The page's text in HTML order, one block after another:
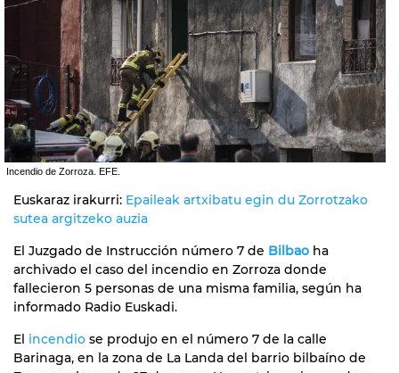
Incendio de Zorroza. EFE.
Euskaraz irakurri: Epaileak artxibatu egin du Zorrotzako
sutea argitzeko auzia
El Juzgado de Instrucción número 7 de Bilbao ha
archivado el caso del incendio en Zorroza donde
fallecieron 5 personas de una misma familia, según ha
informado Radio Euskadi.
El incendio se produjo en el número 7 de la calle
Barinaga, en la zona de La Landa del barrio bilbaíno de